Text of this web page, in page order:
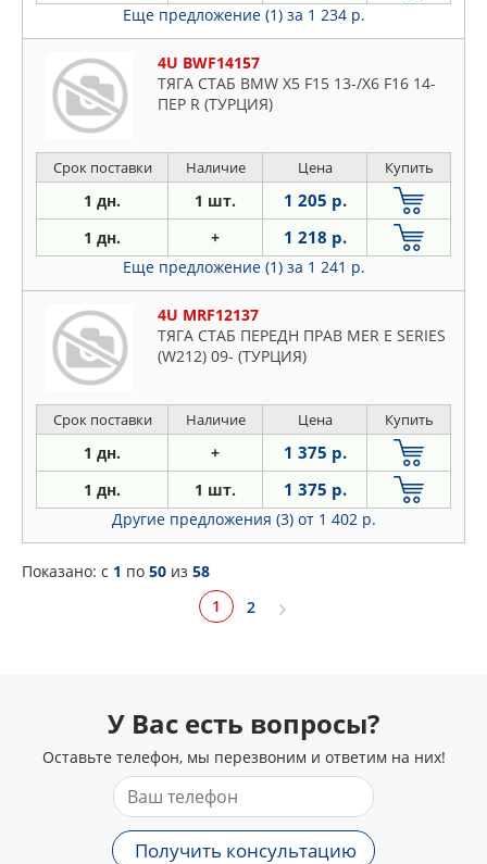
Еще предложение (1) за 1 234 р.
4U BWF14157
ТЯГА СТАБ BMW X5 F15 13-/X6 F16 14-
ПЕР R (ТУРЦИЯ)
Срок поставки Наличие Цена Купить
1 дн. 1 шт. 1 205 р.
1 дн. + 1 218 р.
Еще предложение (1) за 1 241 р.
4U MRF12137
ТЯГA СТАБ ПЕРЕДН ПРАВ MER E SERIES
(W212) 09- (ТУРЦИЯ)
Срок поставки Наличие Цена Купить
1 дн. + 1 375 р.
1 дн. 1 шт. 1 375 р.
Другие предложения (3) от 1 402 р.
Показано: c 1 по 50 из 58
1
2
У Вас есть вопросы?
Оставьте телефон, мы перезвоним и ответим на них!
Получить консультацию